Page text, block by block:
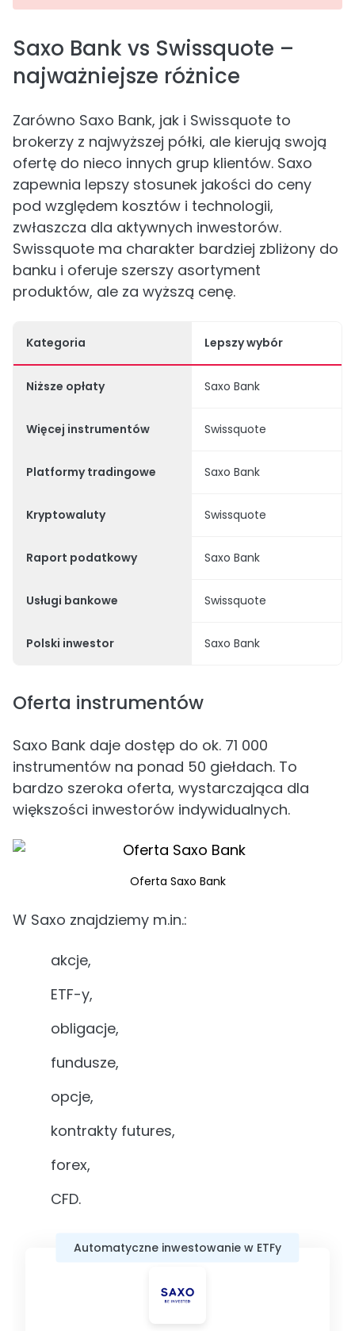
Saxo Bank vs Swissquote –
najważniejsze różnice
Zarówno Saxo Bank, jak i Swissquote to
brokerzy z najwyższej półki, ale kierują swoją
ofertę do nieco innych grup klientów. Saxo
zapewnia lepszy stosunek jakości do ceny
pod względem kosztów i technologii,
zwłaszcza dla aktywnych inwestorów.
Swissquote ma charakter bardziej zbliżony do
banku i oferuje szerszy asortyment
produktów, ale za wyższą cenę.
Kategoria Lepszy wybór
Niższe opłaty Saxo Bank
Więcej instrumentów Swissquote
Platformy tradingowe Saxo Bank
Kryptowaluty Swissquote
Raport podatkowy Saxo Bank
Usługi bankowe Swissquote
Polski inwestor Saxo Bank
Oferta instrumentów
Saxo Bank daje dostęp do ok. 71 000
instrumentów na ponad 50 giełdach. To
bardzo szeroka oferta, wystarczająca dla
większości inwestorów indywidualnych.
Oferta Saxo Bank
W Saxo znajdziemy m.in.:
akcje,
ETF-y,
obligacje,
fundusze,
opcje,
kontrakty futures,
forex,
CFD.
Automatyczne inwestowanie w ETFy